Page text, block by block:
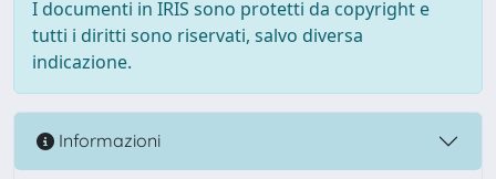
I documenti in IRIS sono protetti da copyright e
tutti i diritti sono riservati, salvo diversa
indicazione.
Informazioni